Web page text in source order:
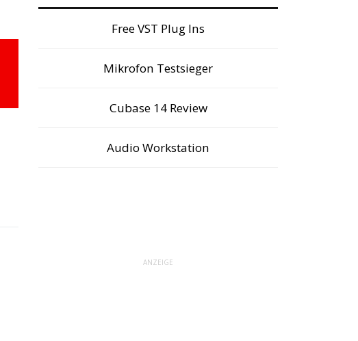
Free VST Plug Ins
Mikrofon Testsieger
Cubase 14 Review
Audio Workstation
ANZEIGE